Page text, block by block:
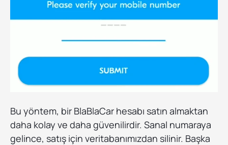
Bu yöntem, bir BlaBlaCar hesabı satın almaktan
daha kolay ve daha güvenilirdir. Sanal numaraya
gelince, satış için veritabanımızdan silinir. Başka